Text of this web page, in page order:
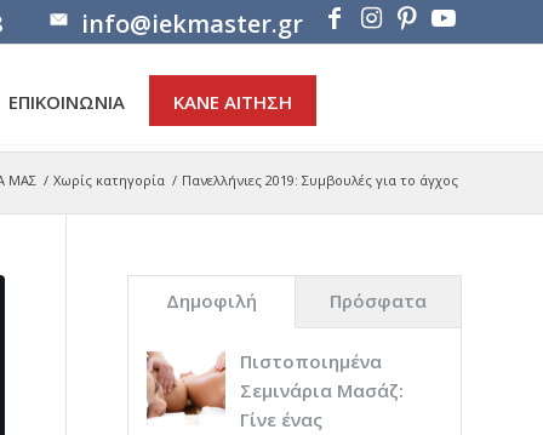
info@iekmaster.gr
ΕΠΙΚΟΙΝΩΝΙΑ ΚΑΝΕ ΑΙΤΗΣΗ
ΜΑΣ / Χωρίς κατηγορία / Πανελλήνιες 2019: Συμβουλές για το άγχος
Δημοφιλή Πρόσφατα
Πιστοποιημένα
Σεμινάρια Μασάζ:
Γίνε ένας